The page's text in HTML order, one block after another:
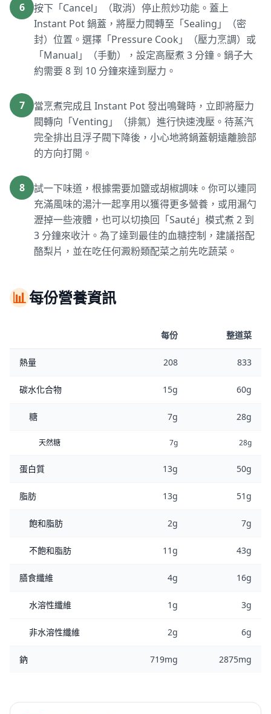
6
按下「Cancel」（取消）停止煎炒功能。蓋上
Instant Pot 鍋蓋，將壓力閥轉至「Sealing」（密
封）位置。選擇「Pressure Cook」（壓力烹調）或
「Manual」（手動），設定高壓煮 3 分鐘。鍋子大
約需要 8 到 10 分鐘來達到壓力。
7
當烹煮完成且 Instant Pot 發出鳴聲時，立即將壓力
閥轉向「Venting」（排氣）進行快速洩壓。待蒸汽
完全排出且浮子閥下降後，小心地將鍋蓋朝遠離臉部
的方向打開。
8
試一下味道，根據需要加鹽或胡椒調味。你可以連同
充滿風味的湯汁一起享用以獲得更多營養，或用漏勺
瀝掉一些液體，也可以切換回「Sauté」模式煮 2 到
3 分鐘來收汁。為了達到最佳的血糖控制，建議搭配
酪梨片，並在吃任何澱粉類配菜之前先吃蔬菜。
📊每份營養資訊
每份 整道菜
熱量 208 833
碳水化合物 15g 60g
糖 7g 28g
天然糖 7g 28g
蛋白質 13g 50g
脂肪 13g 51g
飽和脂肪 2g 7g
不飽和脂肪 11g 43g
膳食纖維 4g 16g
水溶性纖維 1g 3g
非水溶性纖維 2g 6g
鈉 719mg 2875mg